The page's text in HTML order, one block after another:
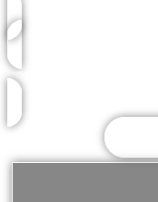
контакты